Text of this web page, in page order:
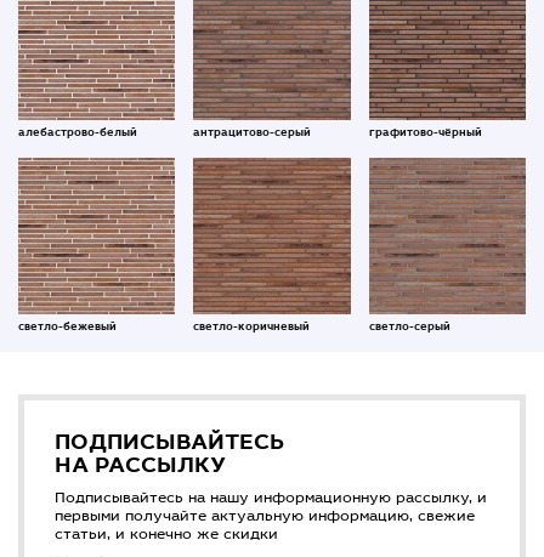
алебастрово-белый антрацитово-серый графитово-чёрный
светло-бежевый светло-коричневый светло-серый
ПОДПИСЫВАЙТЕСЬ
НА РАССЫЛКУ
Подписывайтесь на нашу информационную рассылку, и
первыми получайте актуальную информацию, свежие
статьи, и конечно же скидки